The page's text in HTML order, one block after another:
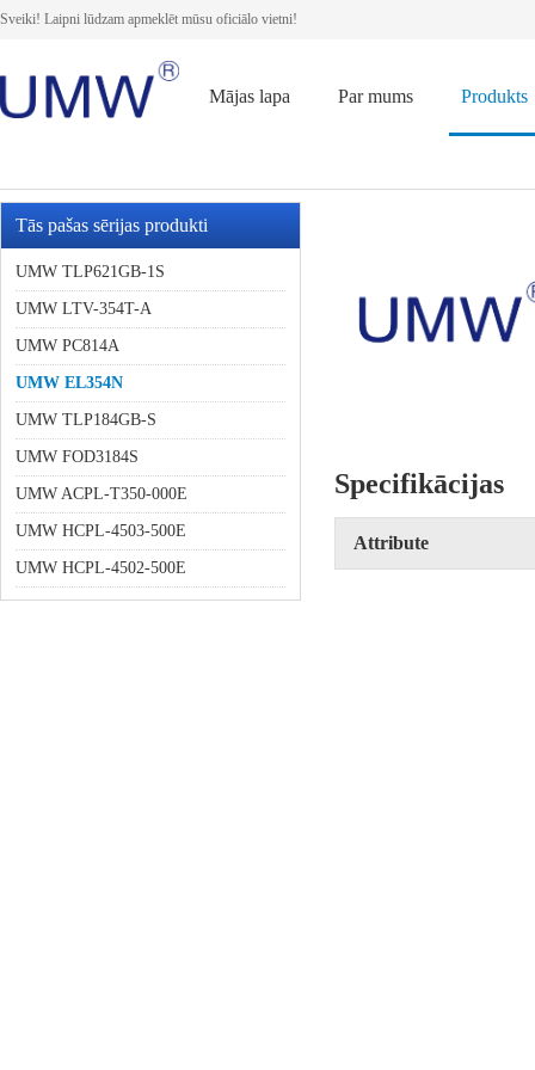
Sveiki! Laipni lūdzam apmeklēt mūsu oficiālo vietni!
Mājas lapa Par mums Produkts
Tās pašas sērijas produkti
UMW TLP621GB-1S
UMW LTV-354T-A
UMW PC814A
UMW EL354N
UMW TLP184GB-S
UMW FOD3184S
UMW ACPL-T350-000E
UMW HCPL-4503-500E
UMW HCPL-4502-500E
Specifikācijas
Attribute